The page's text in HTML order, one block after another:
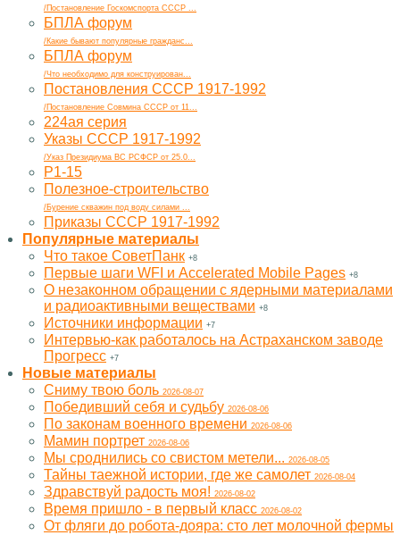
/Постановление Госкомспорта СССР ...
БПЛА форум
/Какие бывают популярные гражданс...
БПЛА форум
/Что необходимо для конструирован...
Постановления СССР 1917-1992
/Постановление Совмина СССР от 11...
224ая серия
Указы СССР 1917-1992
/Указ Президиума ВС РСФСР от 25.0...
Р1-15
Полезное-строительство
/Бурение скважин под воду силами ...
Приказы СССР 1917-1992
Популярные материалы
Что такое СоветПанк +8
Первые шаги WFI и Accelerated Mobile Pages +8
О незаконном обращении с ядерными материалами
и радиоактивными веществами +8
Источники информации +7
Интервью-как работалось на Астраханском заводе
Прогресс +7
Новые материалы
Cниму твою боль 2026-08-07
Победивший себя и судьбу 2026-08-06
По законам военного времени 2026-08-06
Мамин портрет 2026-08-06
Мы сроднились со свистом метели... 2026-08-05
Тайны таежной истории, где же самолет 2026-08-04
Здравствуй радость моя! 2026-08-02
Время пришло - в первый класс 2026-08-02
От фляги до робота-дояра: сто лет молочной фермы